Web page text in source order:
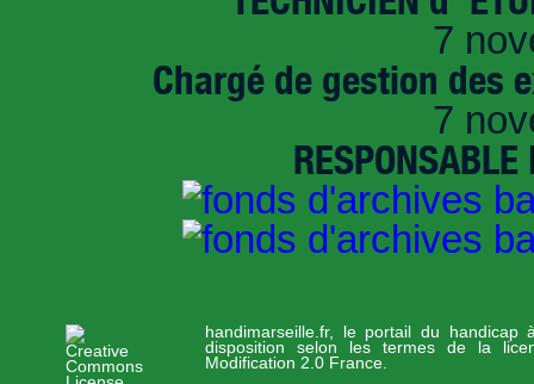
7
Chargé de gestion des
7
handimarseille.fr, le portail du handicap
disposition selon les termes de la
Modification 2.0 France.